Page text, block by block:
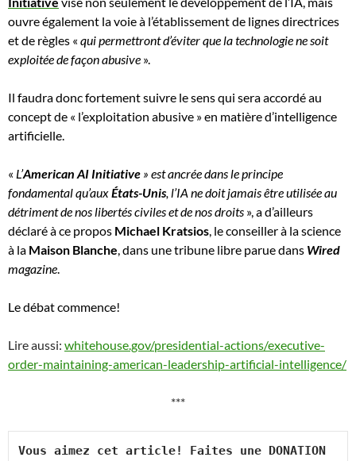
ouvre également la voie à l’établissement de lignes directrices
et de règles « qui permettront d’éviter que la technologie ne soit
exploitée de façon abusive ».
Il faudra donc fortement suivre le sens qui sera accordé au
concept de « l’exploitation abusive » en matière d’intelligence
artificielle.
« L’American AI Initiative » est ancrée dans le principe
fondamental qu’auxÉtats-Unis, l’IA ne doit jamais être utilisée au
détriment de nos libertés civiles et de nos droits », ad’ailleurs
déclaréà ce propos Michael Kratsios , le conseiller à la science
à la Maison Blanche , dans une tribune libre parue dans Wired
magazine
Le débat commence!
Lire aussi: whitehouse.gov/presidential-actions/executive-
order-maintaining-american-leadership-artificial-intelligence/
***
Vous aimez cet article! Faites une DONATION